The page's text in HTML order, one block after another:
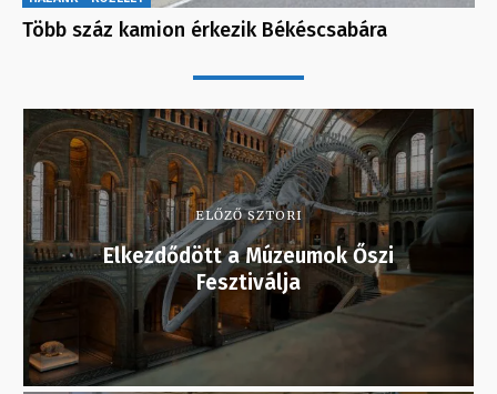
Több száz kamion érkezik Békéscsabára
ELŐZŐ SZTORI
Elkezdődött a Múzeumok Őszi
Fesztiválja